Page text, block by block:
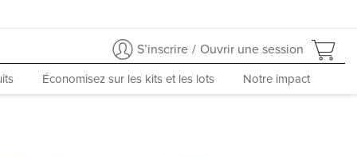
S’inscrire / Ouvrir une session
Économisez sur les kits et les lots Notre impact